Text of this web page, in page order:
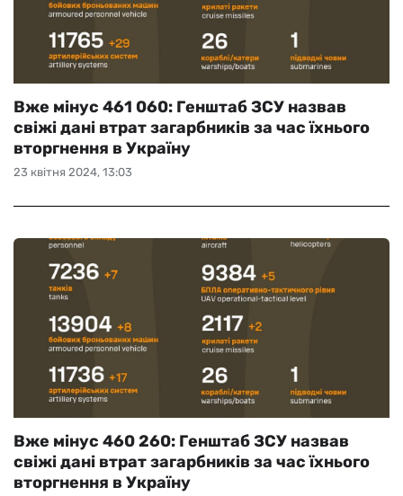
23 квітня 2024, 13:03
Вже мінус 461 060: Генштаб ЗСУ назвав
свіжі дані втрат загарбників за час їхнього
вторгнення в Україну
Вже мінус 460 260: Генштаб ЗСУ назвав
свіжі дані втрат загарбників за час їхнього
вторгнення в Україну